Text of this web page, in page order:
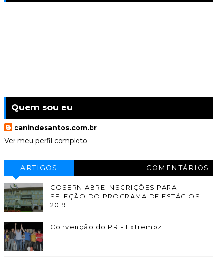
Quem sou eu
canindesantos.com.br
Ver meu perfil completo
ARTIGOS COMENTÁRIOS
COSERN ABRE INSCRIÇÕES PARA
SELEÇÃO DO PROGRAMA DE ESTÁGIOS
2019
Convenção do PR - Extremoz